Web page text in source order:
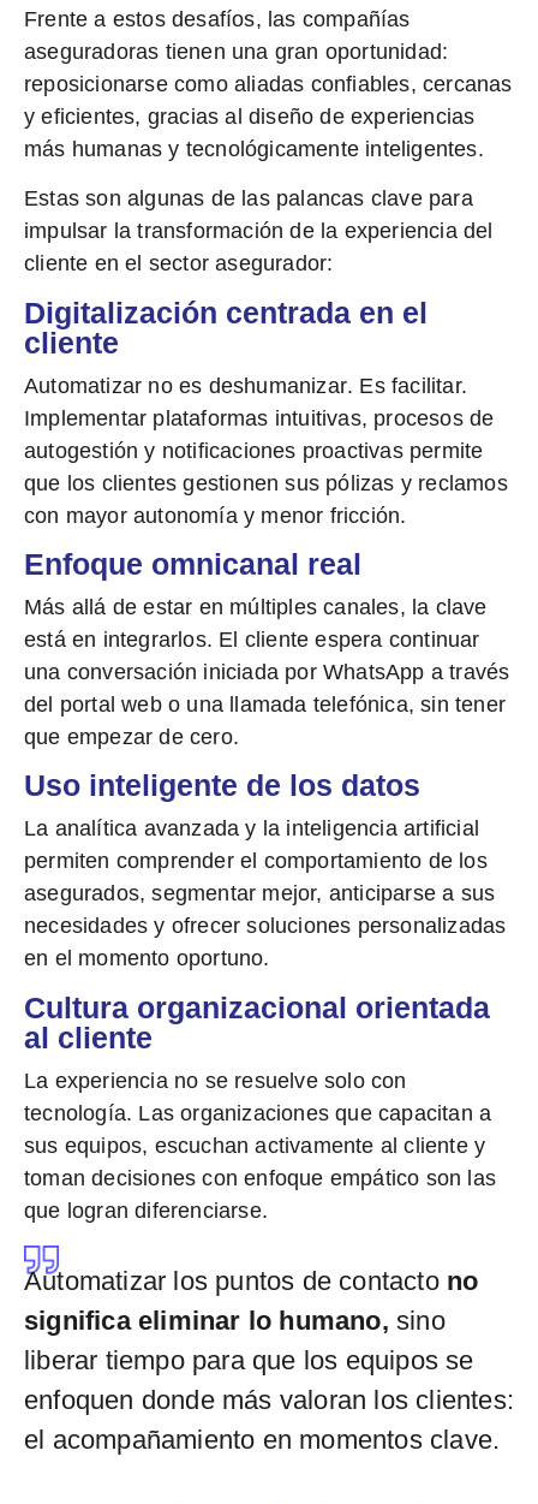
Frente a estos desafíos, las compañías
aseguradoras tienen una gran oportunidad:
reposicionarse como aliadas confiables, cercanas
y eficientes, gracias al diseño de experiencias
más humanas y tecnológicamente inteligentes.
Estas son algunas de las palancas clave para
impulsar la transformación de la experiencia del
cliente en el sector asegurador:
Digitalización centrada en el
cliente
Automatizar no es deshumanizar. Es facilitar.
Implementar plataformas intuitivas, procesos de
autogestión y notificaciones proactivas permite
que los clientes gestionen sus pólizas y reclamos
con mayor autonomía y menor fricción.
Enfoque omnicanal real
Más allá de estar en múltiples canales, la clave
está en integrarlos. El cliente espera continuar
una conversación iniciada por WhatsApp a través
del portal web o una llamada telefónica, sin tener
que empezar de cero.
Uso inteligente de los datos
La analítica avanzada y la inteligencia artificial
permiten comprender el comportamiento de los
asegurados, segmentar mejor, anticiparse a sus
necesidades y ofrecer soluciones personalizadas
en el momento oportuno.
Cultura organizacional orientada
al cliente
La experiencia no se resuelve solo con
tecnología. Las organizaciones que capacitan a
sus equipos, escuchan activamente al cliente y
toman decisiones con enfoque empático son las
que logran diferenciarse.
Automatizar los puntos de contactono
significa eliminar lo humano, sino
liberar tiempo para que los equipos se
enfoquen donde más valoran los clientes:
el acompañamiento en momentos clave.